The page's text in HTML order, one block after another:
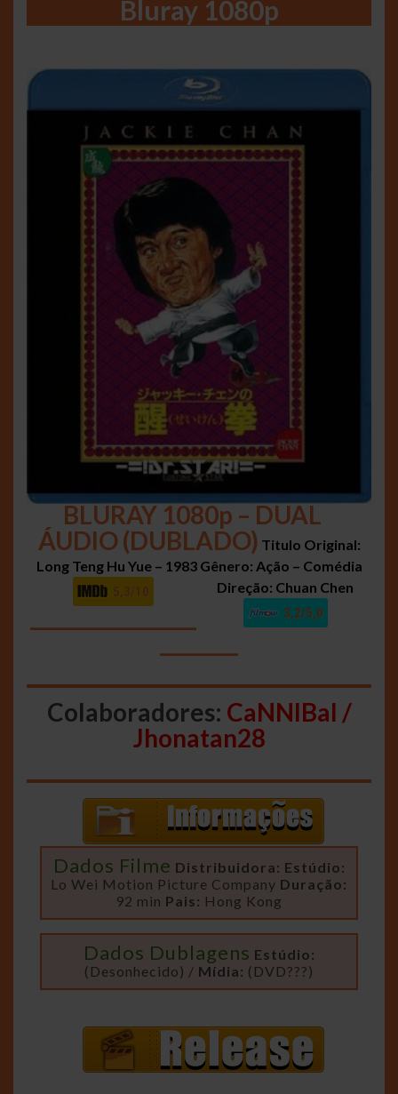
Bluray 1080p
BLURAY 1080p – DUAL
ÁUDIO (DUBLADO) Titulo Original:
Long Teng Hu Yue – 1983 Gênero: Ação – Comédia
Direção: Chuan Chen
3,2/5,0
_________________
Colaboradores: CaNNIBal /
Jhonatan28
Dados Filme Distribuidora: Estúdio:
Lo Wei Motion Picture Company Duração:
92 min Pais: Hong Kong
Dados Dublagens Estúdio:
(Desonhecido) / Mídia: (DVD???)